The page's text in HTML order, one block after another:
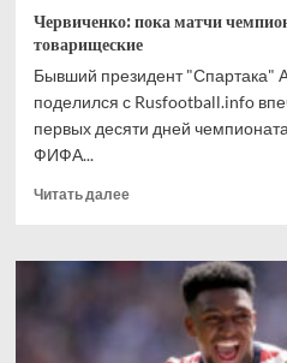
Червиченко: пока матчи
товарищеские
Бывший президент "Спартака"
поделился с Rusfootball.info
первых десяти дней
ФИФА...
Читать далееПрочитать
Червиченко:
матчи
чемпионата